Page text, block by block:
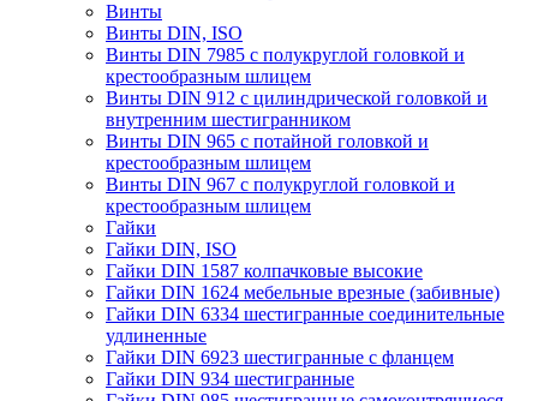
Винты
Винты DIN, ISO
Винты DIN 7985 с полукруглой головкой и
крестообразным шлицем
Винты DIN 912 с цилиндрической головкой и
внутренним шестигранником
Винты DIN 965 с потайной головкой и
крестообразным шлицем
Винты DIN 967 с полукруглой головкой и
крестообразным шлицем
Гайки
Гайки DIN, ISO
Гайки DIN 1587 колпачковые высокие
Гайки DIN 1624 мебельные врезные (забивные)
Гайки DIN 6334 шестигранные соединительные
удлиненные
Гайки DIN 6923 шестигранные с фланцем
Гайки DIN 934 шестигранные